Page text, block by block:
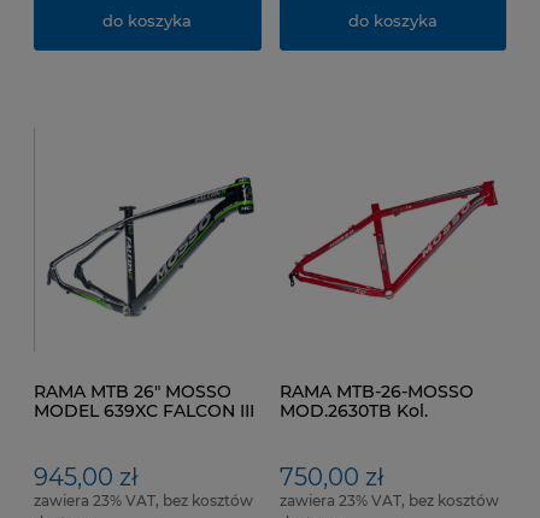
do koszyka do koszyka
RAMA MTB 26" MOSSO
MODEL 639XC FALCON III
945,00 zł
zawiera 23% VAT, bez kosztów
RAMA MTB-26-MOSSO
MOD.2630TB Kol.
750,00 zł
zawiera 23% VAT, bez kosztów